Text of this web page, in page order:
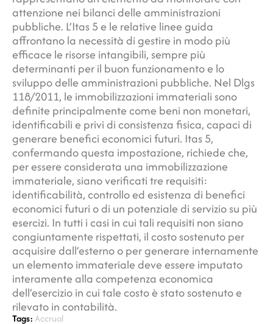
attenzione nei bilanci delle amministrazioni
pubbliche. L’Itas 5 e le relative linee guida
affrontano la necessità di gestire in modo più
efficace le risorse intangibili, sempre più
determinanti per il buon funzionamento e lo
sviluppo delle amministrazioni pubbliche. Nel Dlgs
118/2011, le immobilizzazioni immateriali sono
definite principalmente come beni non monetari,
identificabili e privi di consistenza fisica, capaci di
generare benefici economici futuri. Itas 5,
confermando questa impostazione, richiede che,
per essere considerata una immobilizzazione
immateriale, siano verificati tre requisiti:
identificabilità, controllo ed esistenza di benefici
economici futuri o di un potenziale di servizio su più
esercizi. In tutti i casi in cui tali requisiti non siano
congiuntamente rispettati, il costo sostenuto per
acquisire dall’esterno o per generare internamente
un elemento immateriale deve essere imputato
interamente alla competenza economica
dell’esercizio in cui tale costo è stato sostenuto e
rilevato in contabilità.
Tags:Accrual